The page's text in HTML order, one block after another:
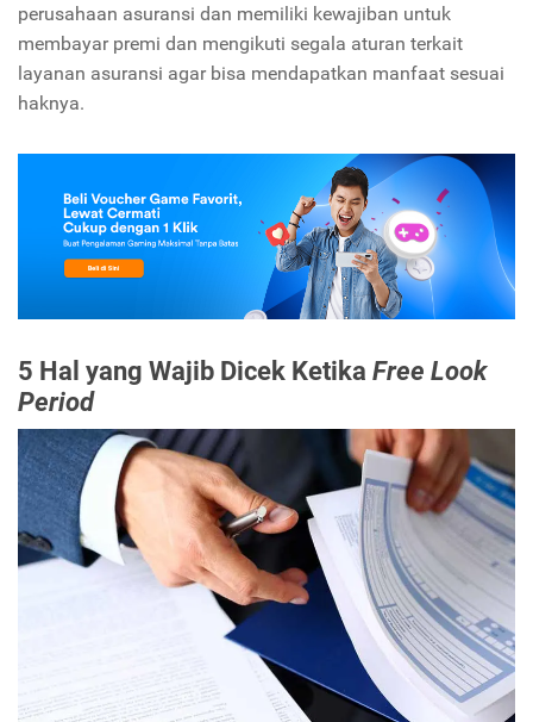
perusahaan asuransi dan memiliki kewajiban untuk
membayar premi dan mengikuti segala aturan terkait
layanan asuransi agar bisa mendapatkan manfaat sesuai
haknya.
5 Hal yang Wajib Dicek Ketika Free Look
Period